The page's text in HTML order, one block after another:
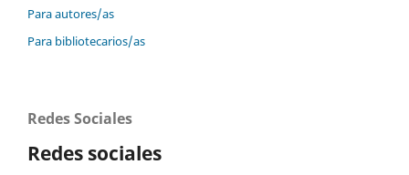
Para autores/as
Para bibliotecarios/as
Redes Sociales
Redes sociales